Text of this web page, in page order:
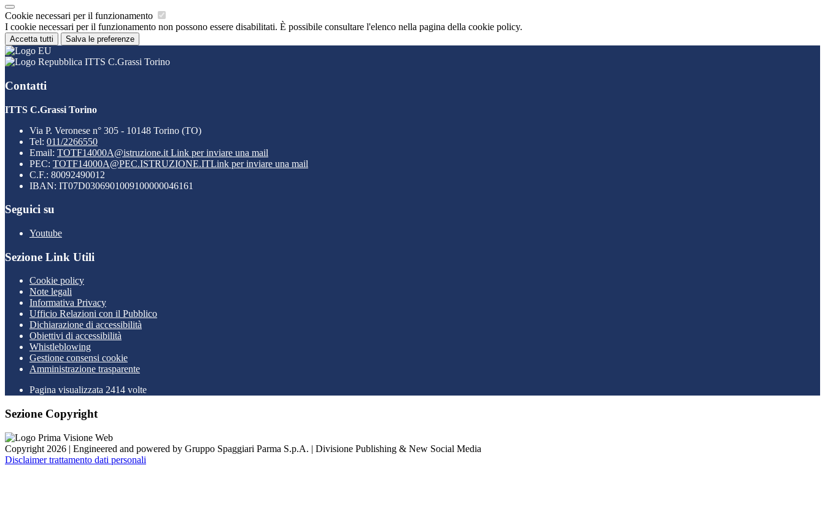
Cookie necessari per il funzionamento
I cookie necessari per il funzionamento non possono essere disabilitati. È possibile consultare l'elenco nella pagina della cookie policy.
Accetta tutti Salva le preferenze
ITTS C.Grassi Torino
Contatti
ITTS C.Grassi Torino
Via P. Veronese n° 305 - 10148 Torino (TO)
Tel: 011/2266550
Email: TOTF14000A@istruzione.it Link per inviare una mail
PEC: TOTF14000A@PEC.ISTRUZIONE.ITLink per inviare una mail
C.F.: 80092490012
IBAN: IT07D0306901009100000046161
Seguici su
Youtube
Sezione Link Utili
Cookie policy
Note legali
Informativa Privacy
Ufficio Relazioni con il Pubblico
Dichiarazione di accessibilità
Obiettivi di accessibilità
Whistleblowing
Gestione consensi cookie
Amministrazione trasparente
Pagina visualizzata 2414 volte
Sezione Copyright
Copyright 2026 | Engineered and powered by Gruppo Spaggiari Parma S.p.A. | Divisione Publishing & New Social Media
Disclaimer trattamento dati personali